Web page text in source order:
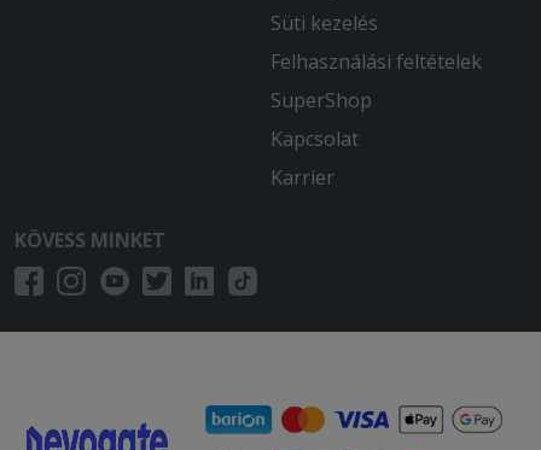
Süti kezelés
Felhasználási feltételek
SuperShop
Kapcsolat
Karrier
KÖVESS MINKET